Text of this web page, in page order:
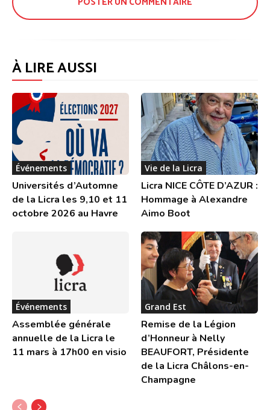
À LIRE AUSSI
Événements
Universités d’Automne
de la Licra les 9,10 et 11
octobre 2026 au Havre
Vie de la Licra
Licra NICE CÔTE D’AZUR :
Hommage à Alexandre
Aimo Boot
Événements
Assemblée générale
annuelle de la Licra le
11 mars à 17h00 en visio
Grand Est
Remise de la Légion
d’Honneur à Nelly
BEAUFORT, Présidente
de la Licra Châlons-en-
Champagne